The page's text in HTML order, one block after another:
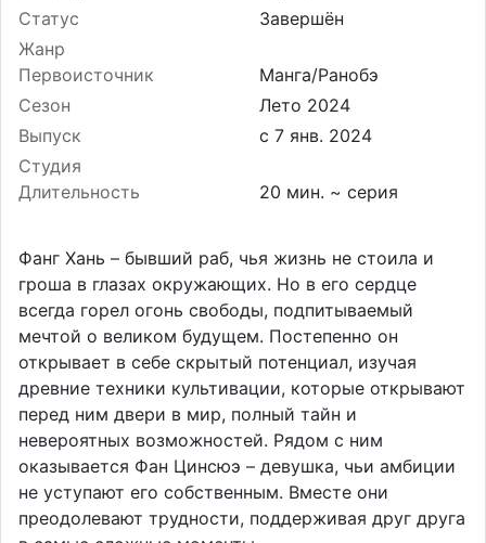
Статус
Завершён
Жанр
Первоисточник
Манга/Ранобэ
Сезон
Лето 2024
Выпуск
Студия
Длительность
20 мин. ~ серия
Фанг Хань – бывший раб, чья жизнь не стоила и
гроша в глазах окружающих. Но в его сердце
всегда горел огонь свободы, подпитываемый
мечтой о великом будущем. Постепенно он
открывает в себе скрытый потенциал, изучая
древние техники культивации, которые открывают
перед ним двери в мир, полный тайн и
невероятных возможностей. Рядом с ним
оказывается Фан Цинсюэ – девушка, чьи амбиции
не уступают его собственным. Вместе они
преодолевают трудности, поддерживая друг друга